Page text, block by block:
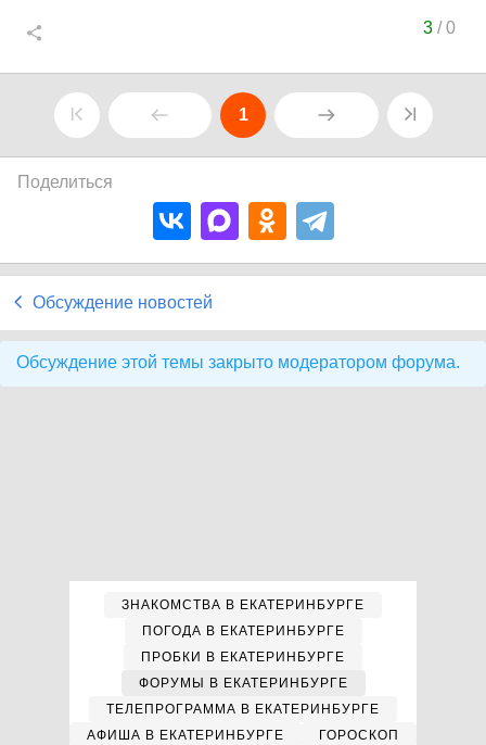
3/0
1
Поделиться
Обсуждение новостей
Обсуждение этой темы закрыто модератором форума.
ЗНАКОМСТВА В ЕКАТЕРИНБУРГЕ
ПОГОДА В ЕКАТЕРИНБУРГЕ
ПРОБКИ В ЕКАТЕРИНБУРГЕ
ФОРУМЫ В ЕКАТЕРИНБУРГЕ
ТЕЛЕПРОГРАММА В ЕКАТЕРИНБУРГЕ
АФИША В ЕКАТЕРИНБУРГЕ
ГОРОСКОП